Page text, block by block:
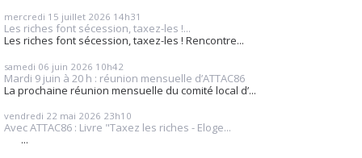
mercredi 15 juillet 2026 14h31
Les riches font sécession, taxez-les !...
Les riches font sécession, taxez-les ! Rencontre...
samedi 06 juin 2026 10h42
Mardi 9 juin à 20 h : réunion mensuelle d’ATTAC86
La prochaine réunion mensuelle du comité local d’...
vendredi 22 mai 2026 23h10
Avec ATTAC86 : Livre "Taxez les riches - Eloge...
...